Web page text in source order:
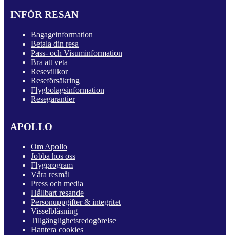
INFÖR RESAN
Bagageinformation
Betala din resa
Pass- och Visuminformation
Bra att veta
Resevillkor
Reseförsäkring
Flygbolagsinformation
Resegarantier
APOLLO
Om Apollo
Jobba hos oss
Flygprogram
Våra resmål
Press och media
Hållbart resande
Personuppgifter & integritet
Visselblåsning
Tillgänglighetsredogörelse
Hantera cookies